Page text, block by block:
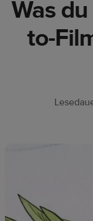
Produkte
Verkaufen
DE
Was
to-